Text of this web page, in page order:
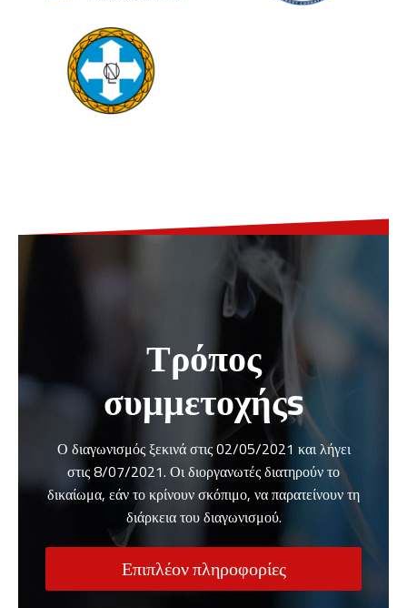
Τρόπος
συμμετοχήςs
Ο διαγωνισμός ξεκινά στις 02/05/2021 και λήγει
στις 8/07/2021. Οι διοργανωτές διατηρούν το
δικαίωμα, εάν το κρίνουν σκόπιμο, να παρατείνουν τη
διάρκεια του διαγωνισμού.
Επιπλέον πληροφορίες